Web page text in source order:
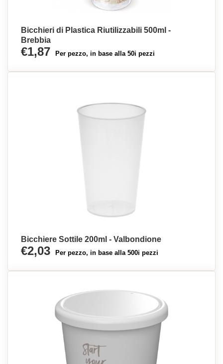
Bicchieri di Plastica Riutilizzabili 500ml -
Brebbia
€1,87 Per pezzo, in base alla 50i pezzi
Bicchiere Sottile 200ml - Valbondione
€2,03 Per pezzo, in base alla 500i pezzi